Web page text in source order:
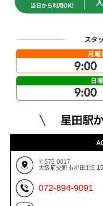
〒576-0017
大阪府交野市星田北6-
072-894-9091